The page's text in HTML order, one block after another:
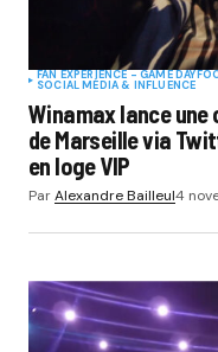
FAN EXPERIENCE - GAME DAY
SOCIAL MÉDIA & INFLUENCE
Winamax lance
de Marseille via
en loge VIP
ParAlexandre Bailleul4